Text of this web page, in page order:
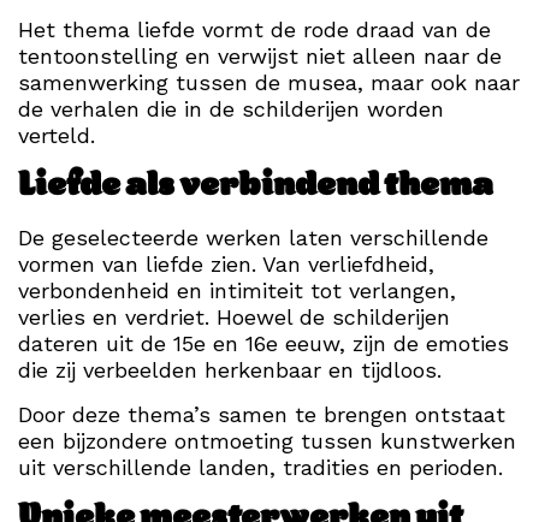
Het thema liefde vormt de rode draad van de
tentoonstelling en verwijst niet alleen naar de
samenwerking tussen de musea, maar ook naar
de verhalen die in de schilderijen worden
verteld.
Liefde als verbindend thema
De geselecteerde werken laten verschillende
vormen van liefde zien. Van verliefdheid,
verbondenheid en intimiteit tot verlangen,
verlies en verdriet. Hoewel de schilderijen
dateren uit de 15e en 16e eeuw, zijn de emoties
die zij verbeelden herkenbaar en tijdloos.
Door deze thema’s samen te brengen ontstaat
een bijzondere ontmoeting tussen kunstwerken
uit verschillende landen, tradities en perioden.